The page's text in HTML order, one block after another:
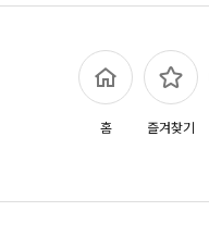
홈 즐겨찾기